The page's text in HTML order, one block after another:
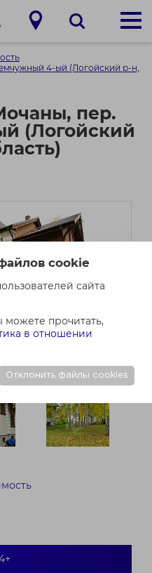
cookie
сайта
прочитать,
в отношении
Отклонить файлы cookies
4-ый (Логойский р-н,
пер.
(Логойский